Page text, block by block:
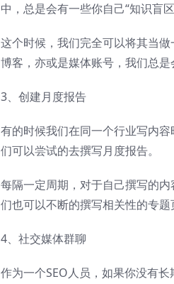
中，总是会有一些你自己“知识盲
这个时候，我们完全可以将其当
博客，亦或是媒体账号，我们总是
3、创建月度报告
有的时候我们在同一个行业写内
们可以尝试的去撰写月度报告。
每隔一定周期，对于自己撰写的
们也可以不断的撰写相关性的专题
4、社交媒体群聊
作为一个SEO人员，如果你没有